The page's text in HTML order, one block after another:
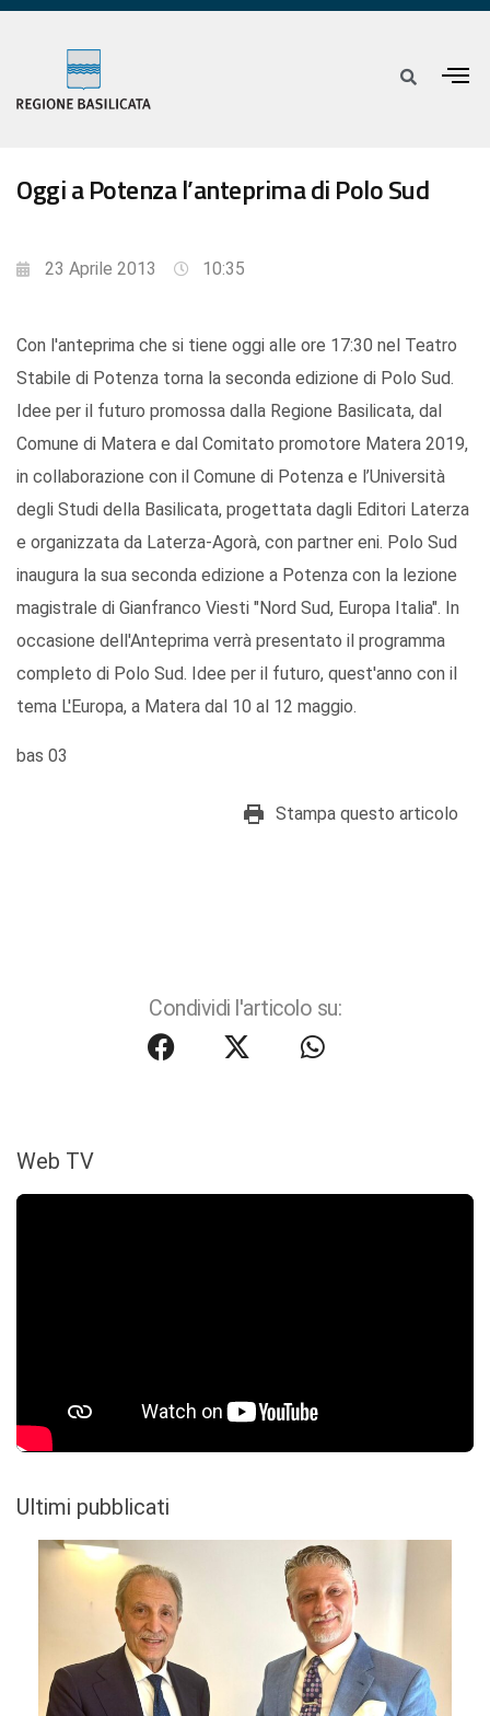
Oggi a Potenza l’anteprima di Polo Sud
23 Aprile 2013 10:35
Con l'anteprima che si tiene oggi alle ore 17:30 nel Teatro
Stabile di Potenza torna la seconda edizione di Polo Sud.
Idee per il futuro promossa dalla Regione Basilicata, dal
Comune di Matera e dal Comitato promotore Matera 2019,
in collaborazione con il Comune di Potenza e l’Università
degli Studi della Basilicata, progettata dagli Editori Laterza
e organizzata da Laterza-Agorà, con partner eni. Polo Sud
inaugura la sua seconda edizione a Potenza con la lezione
magistrale di Gianfranco Viesti "Nord Sud, Europa Italia". In
occasione dell'Anteprima verrà presentato il programma
completo di Polo Sud. Idee per il futuro, quest'anno con il
tema L'Europa, a Matera dal 10 al 12 maggio.
bas 03
Stampa questo articolo
Condividi l'articolo su:
Web TV
Ultimi pubblicati